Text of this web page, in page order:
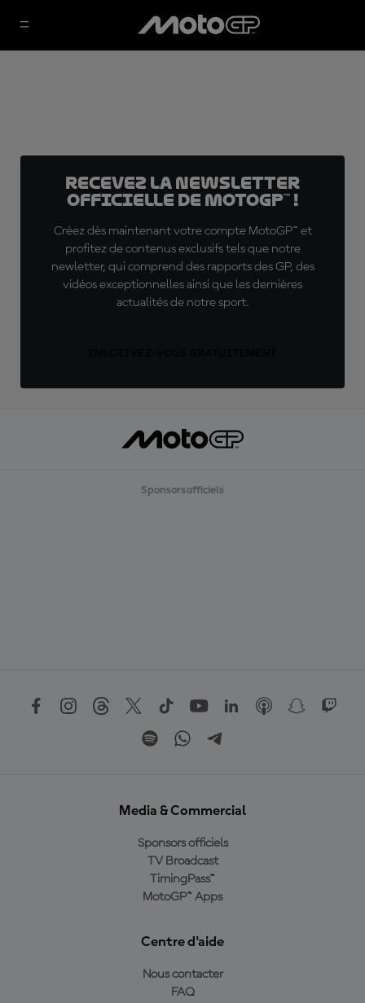
Recevez la Newsletter
officielle de MotoGP™ !
Créez dès maintenant votre compte MotoGP™ et
profitez de contenus exclusifs tels que notre
newletter, qui comprend des rapports des GP, des
vidéos exceptionnelles ainsi que les dernières
actualités de notre sport.
Sponsors officiels
Media & Commercial
Sponsors officiels
TV Broadcast
TimingPass™
MotoGP™ Apps
Centre d'aide
Nous contacter
FAQ